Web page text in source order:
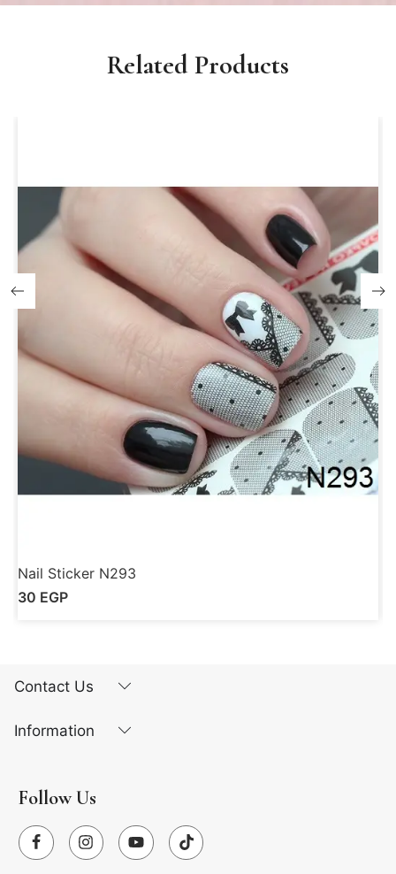
Related Products
Nail Sticker N293
30 EGP
Contact Us
Information
Follow Us